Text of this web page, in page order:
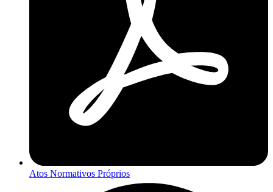
Atos Normativos Próprios